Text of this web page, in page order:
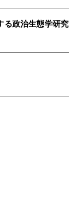
る政治生態学研究